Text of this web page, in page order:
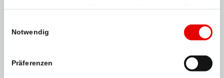
Notwendig
Präferenzen
Doppelhofer die Vorhaben.
Joint-Venture der Moser Holding AG und der
seit März 2017 Vorstand der Regionalmedien
Austria AG, Georg Doppelhofer seit Oktober